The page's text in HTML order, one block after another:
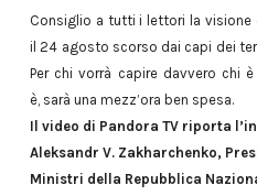
Consiglio a tutti i lettori la visione
il 24 agosto scorso dai capi dei
Per chi vorrà capire davvero chi
è, sarà una mezz’ora ben spesa.
Il video di Pandora TV riporta
Aleksandr V. Zakharchenko,
Ministri della Repubblica